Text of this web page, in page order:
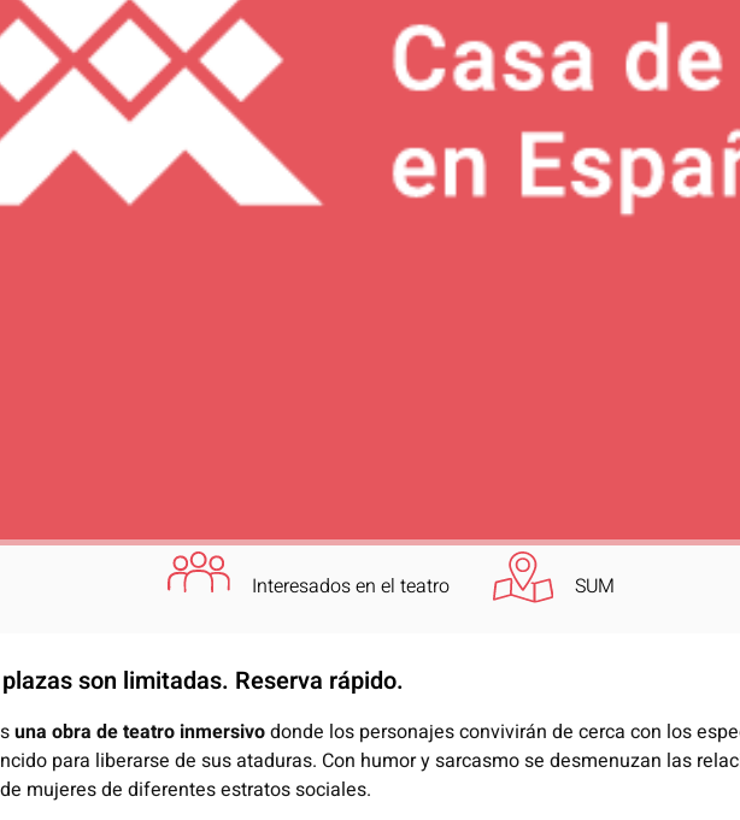
Interesados en el teatro SUM
son limitadas. Reserva rápido.
una obra de teatro inmersivodonde los personajes convivirán de cerca con los
para liberarse de sus ataduras. Con humor y sarcasmo se desmenuzan las
mujeres de diferentes estratos sociales.